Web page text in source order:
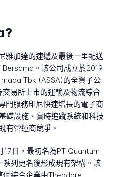
雅加達的速遞及最後一里配送
Bersama。該公司成立於2019
Tbk (ASSA)的全資子公
易所上市的運輸及物流綜合
門服務印尼快速增長的電子商
礎設施、實時追蹤系統和科技
有營運商競爭。
17日，最初名為PT Quantum
列更名後形成現有架構。該
個綜合企業由Theodore